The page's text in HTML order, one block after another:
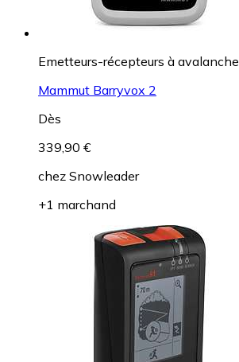
Emetteurs-récepteurs à avalanche
Mammut Barryvox 2
Dès
339,90 €
chez Snowleader
+1 marchand